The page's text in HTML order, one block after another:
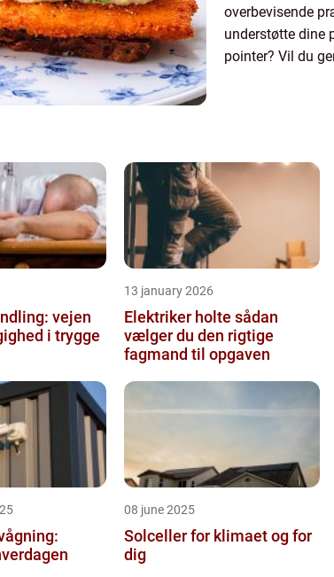
overbevisende
understøtte dine
pointer? Vil du
vejen
i trygge
13 january 2026
Elektriker holte sådan
vælger du den rigtige
fagmand til opgaven
08 june 2025
Solceller for klimaet og for
dig